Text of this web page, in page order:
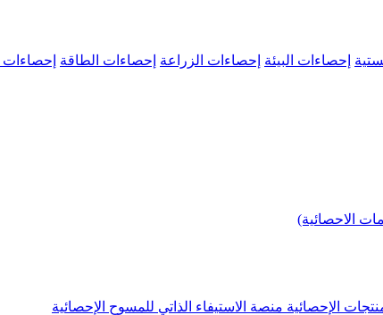
إحصاءات البيئة إحصاءات الزراعة إحصاءات الطاقة إحصاءات
الاحصائية)
الإحصائية منصة الاستيفاء الذاتي للمسوح الإحصائية